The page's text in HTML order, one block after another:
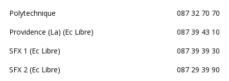
Polytechnique
087 32 70 70
Providence (La) (Ec Libre)
087 39 43 10
SFX 1 (Ec Libre)
087 39 39 30
SFX 2 (Ec Libre)
087 29 39 90